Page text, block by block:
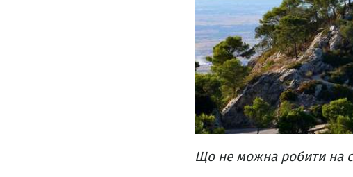
Що не можна робити на